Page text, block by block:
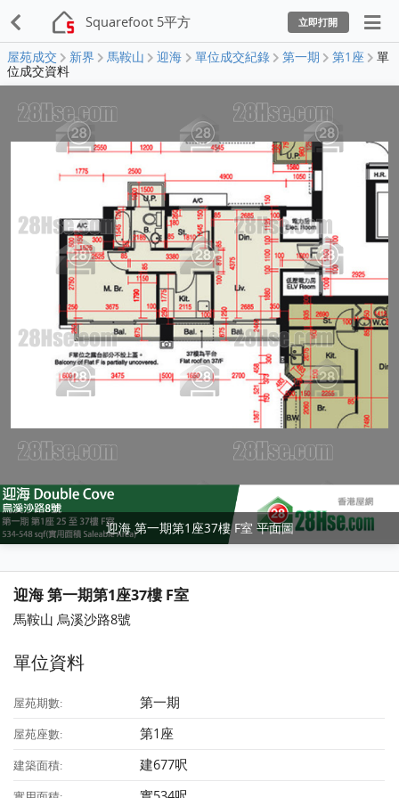
Squarefoot 5平方 立即打開
屋苑成交 新界 馬鞍山 迎海 單位成交紀錄 第一期 第1座
單
位成交資料
迎海 第一期第1座37樓 F室 平面圖
迎海 第一期第1座37樓 F室
馬鞍山 烏溪沙路8號
單位資料
屋苑期數: 第一期
屋苑座數: 第1座
建築面積: 建677呎